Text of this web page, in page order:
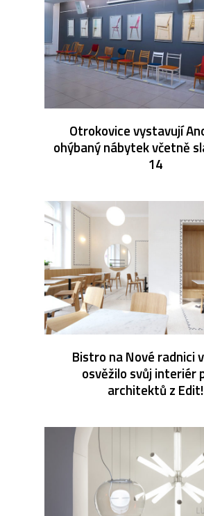
Otrokovice vystavují
ohýbaný nábytek včetně
14
Bistro na Nové radnici
osvěžilo svůj interiér
architektů z Edit!